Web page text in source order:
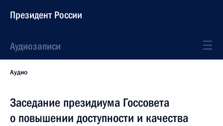
Президент России
Аудиозаписи
Аудио
Заседание президиума Госсовета
о повышении доступности и качества